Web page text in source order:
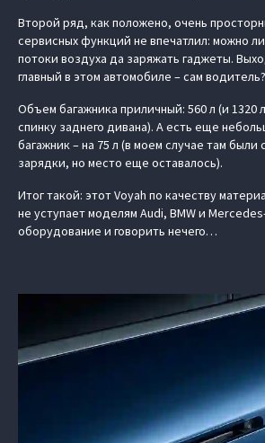
Второй ряд, как положено, очень
сервисных функций не впечатлил: можно
потоки воздуха да заряжать гаджеты.
главный в этом автомобиле – сам водитель?
Объем багажника приличный: 560 л (и 1320
спинку заднего дивана). А есть еще
багажник – на 75 л (в моем случае там
зарядки, но место еще оставалось).
Итог такой: этот Voyah по качеству
не уступает моделям Audi, BMW и
оборудование и говорить нечего…